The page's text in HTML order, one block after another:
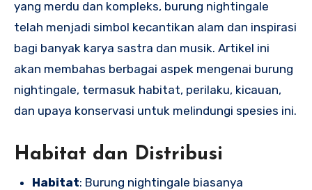
yang merdu dan kompleks, burung nightingale
telah menjadi simbol kecantikan alam dan inspirasi
bagi banyak karya sastra dan musik. Artikel ini
akan membahas berbagai aspek mengenai burung
nightingale, termasuk habitat, perilaku, kicauan,
dan upaya konservasi untuk melindungi spesies ini.
Habitat dan Distribusi
Habitat: Burung nightingale biasanya